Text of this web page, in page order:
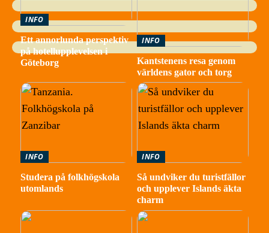
INFO
Ett annorlunda perspektiv
på hotellupplevelsen i
Göteborg
INFO
Kantstenens resa genom
världens gator och torg
INFO
Studera på folkhögskola
utomlands
INFO
Så undviker du turistfällor
och upplever Islands äkta
charm